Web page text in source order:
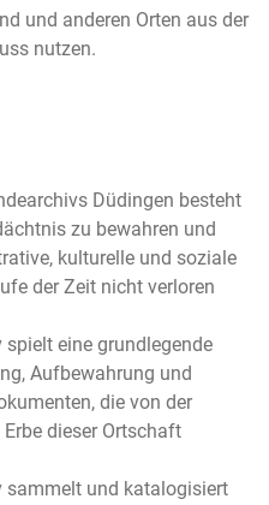
und anderen Orten aus der
nutzen.
Düdingen besteht
zu bewahren und
kulturelle und soziale
der Zeit nicht verloren
spielt eine grundlegende
Aufbewahrung und
die von der
dieser Ortschaft
sammelt und katalogisiert